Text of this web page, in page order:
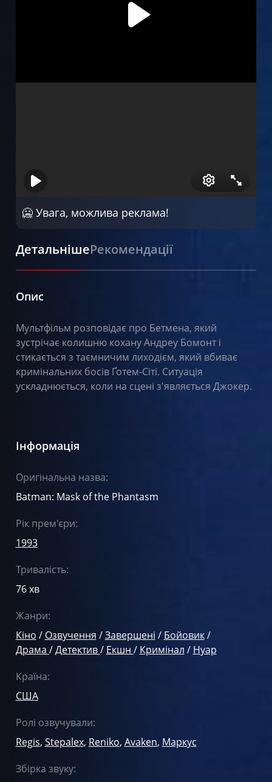
🥶 Увага, можлива реклама!
ДетальнішеРекомендації
Опис
Мультфільм розповідає про Бетмена, який
зустрічає колишню кохану Андреу Бомонт і
стикається з таємничим лиходієм, який вбиває
кримінальних босів Ґотем-Сіті. Ситуація
ускладнюється, коли на сцені з'являється Джокер.
Інформація
Оригінальна назва:
Batman: Mask of the Phantasm
Рік прем'єри:
1993
Тривалість:
76 хв
Жанри:
Кіно / Озвучення /Завершені / Бойовик/
Драма /Детектив/ Екшн / Кримінал / Нуар
Країна:
США
Ролі озвучували:
Regis, Stepalex, Reniko, Avaken, Маркус
Збірка звуку: